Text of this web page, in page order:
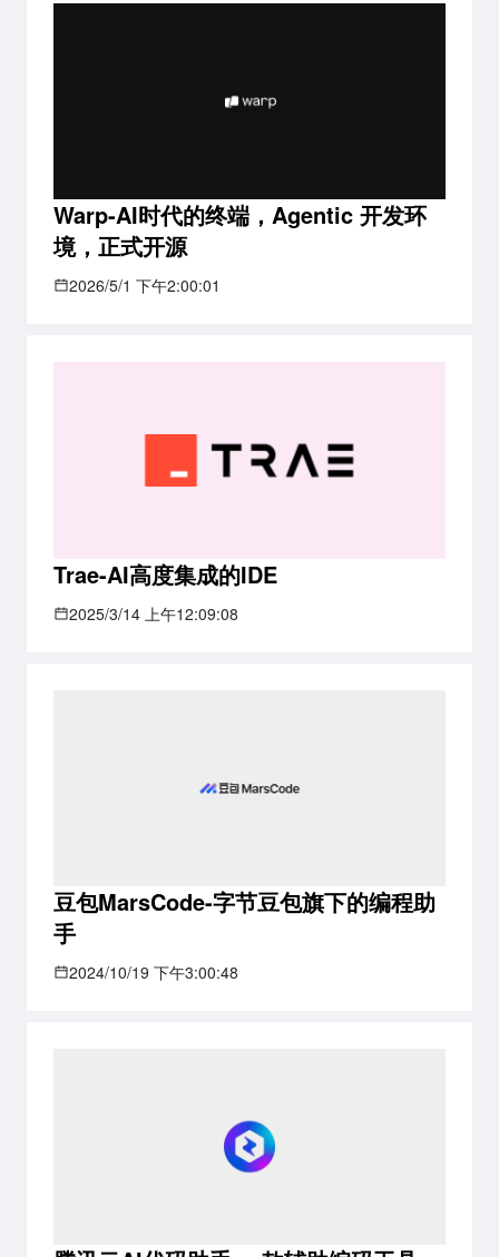
Warp-AI时代的终端，Agentic 开发环
境，正式开源
2026/5/1 下午2:00:01
Trae-AI高度集成的IDE
2025/3/14 上午12:09:08
豆包MarsCode-字节豆包旗下的编程助
手
2024/10/19 下午3:00:48